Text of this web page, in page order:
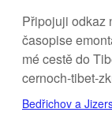
Připojuji odkaz
časopise
mé cestě do
cernoch-tibet-
Bedřichov a